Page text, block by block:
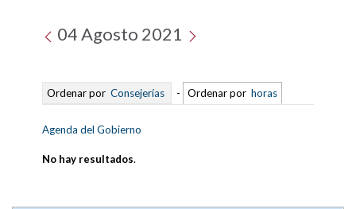
04 Agosto 2021
Ordenar por Consejerías - Ordenar por horas
Agenda del Gobierno
No hay resultados.